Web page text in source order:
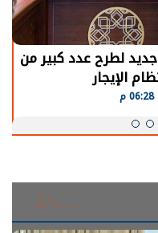
في قطاع الطاقة
الإنتاج الطبيعية